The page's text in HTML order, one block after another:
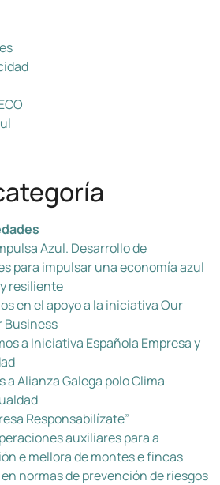
Azul. Desarrollo de
para impulsar una economía azul
resiliente
en el apoyo a la iniciativa Our
Business
a Iniciativa Española Empresa y
a Alianza Galega polo Clima
Responsabilízate”
auxiliares para a
e mellora de montes e fincas
normas de prevención de riesgos